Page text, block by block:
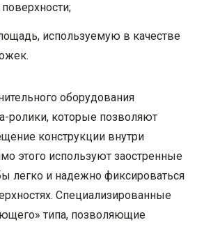
используемую в качестве
оборудования
ролики, которые позволяют
конструкции внутри
этого используют заостренные
легко и надежно фиксироваться
Специализированные
типа, позволяющие